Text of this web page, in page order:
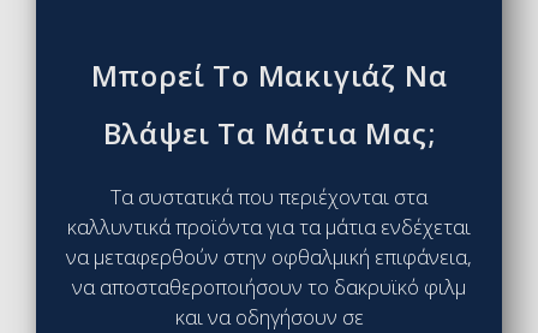
Μπορεί Το Μακιγιάζ Να
Βλάψει Τα Μάτια Μας;
Τα συστατικά που περιέχονται στα
καλλυντικά προϊόντα για τα μάτια ενδέχεται
να μεταφερθούν στην οφθαλμική επιφάνεια,
να αποσταθεροποιήσουν το δακρυϊκό φιλμ
και να οδηγήσουν σε